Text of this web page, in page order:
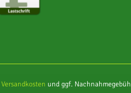
Versandkosten und ggf.